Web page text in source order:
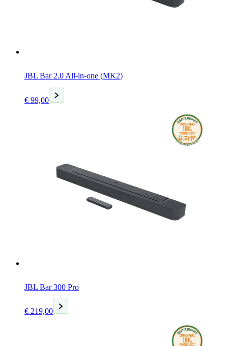
JBL Bar 2.0 All-in-one (MK2)
€ 99,00
Huidige
prijs
JBL Bar 300 Pro
€ 219,00
Huidige
prijs